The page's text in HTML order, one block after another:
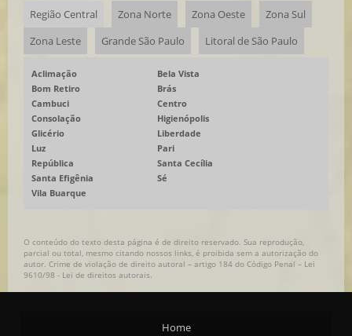
Região Central Zona Norte Zona Oeste
Zona Sul
Zona Leste
Grande São Paulo Litoral de São Paulo
Aclimação
Bela Vista
Bom Retiro
Brás
Cambuci
Centro
Consolação
Higienópolis
Glicério
Liberdade
Luz
Pari
República
Santa Cecília
Santa Efigênia
Sé
Vila Buarque
O conteúdo do texto desta página é de direito reservado. Sua reprodução,
parcial ou total, mesmo citando nossos links, é proibida sem a autorização do
autor. Crime de violação de direito autoral – artigo 184 do Código Penal – Lei
9610/98 - Lei de direitos autorais.
Home